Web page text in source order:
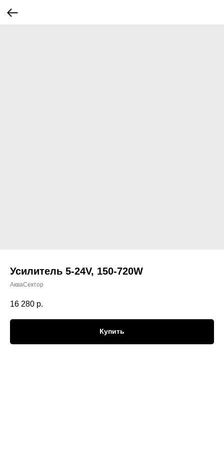
Усилитель 5-24V, 150-720W
АкваСектор
16 280 р.
Купить